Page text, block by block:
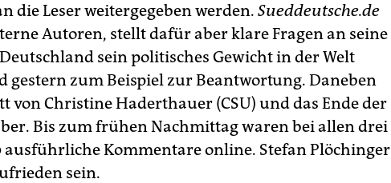
die Leser weitergegeben werden. Sueddeutsche.de
Autoren, stellt dafür aber klare Fragen an seine
Deutschland sein politisches Gewicht in der Welt
gestern zum Beispiel zur Beantwortung. Daneben
von Christine Haderthauer (CSU) und das Ende der
Bis zum frühen Nachmittag waren bei allen drei
Kommentare online. Stefan Plöchinger
sein.